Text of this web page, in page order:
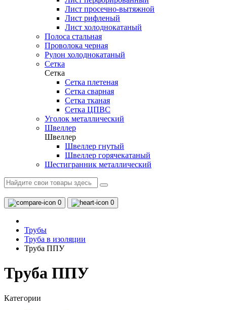
Лист просечно-вытяжной
Лист рифленый
Лист холоднокатаный
Полоса стальная
Проволока черная
Рулон холоднокатаный
Сетка
Сетка
Сетка плетеная
Сетка сварная
Сетка тканая
Сетка ЦПВС
Уголок металлический
Швеллер
Швеллер
Швеллер гнутый
Швеллер горячекатаный
Шестигранник металлический
0 0
Трубы
Труба в изоляции
Труба ППУ
Труба ППУ
Категории